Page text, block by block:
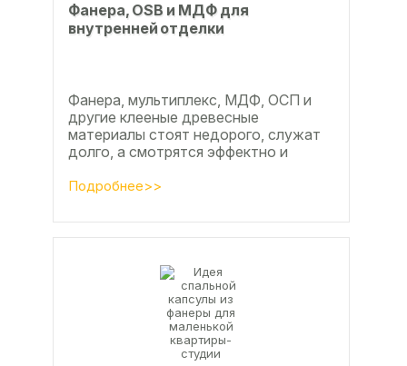
Фанера, OSB и МДФ для
внутренней отделки
Фанера, мультиплекс, МДФ, ОСП и
другие клееные древесные
материалы стоят недорого, служат
долго, а смотрятся эффектно и
Подробнее>>